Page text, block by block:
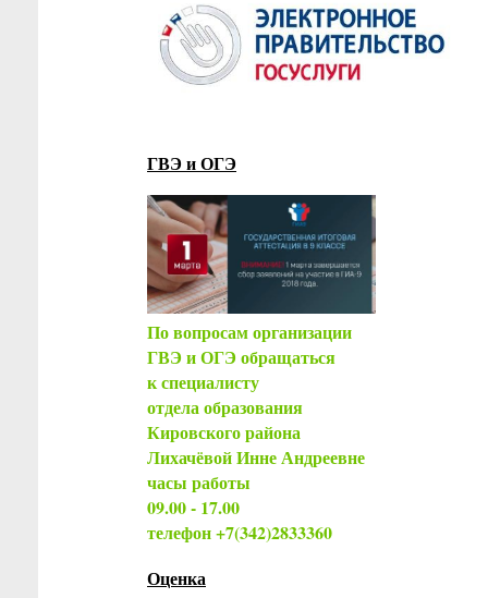
ГВЭ и ОГЭ
По вопросам организации
ГВЭ и ОГЭ обращаться
к специалисту
отдела образования
Кировского района
Лихачёвой Инне Андреевне
часы работы
09.00 - 17.00
телефон +7(342)2833360
Оценка